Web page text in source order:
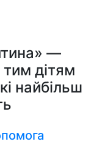
—
дітям
найбільш